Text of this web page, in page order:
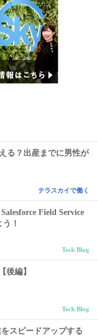
る？出産までに男性が
テラスカイで働く
Field Service
！
Tech Blog
後編】
Tech Blog
スピードアップする